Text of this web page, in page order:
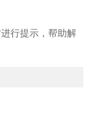
行提示，帮助解